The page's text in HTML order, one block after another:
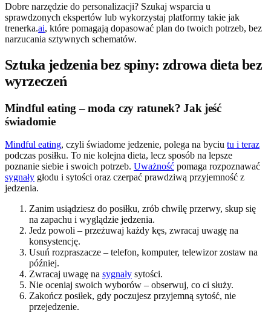
Dobre narzędzie do personalizacji? Szukaj wsparcia u
sprawdzonych ekspertów lub wykorzystaj platformy takie jak
trenerka.ai, które pomagają dopasować plan do twoich potrzeb, bez
narzucania sztywnych schematów.
Sztuka jedzenia bez spiny: zdrowa dieta bez
wyrzeczeń
Mindful eating – moda czy ratunek? Jak jeść
świadomie
Mindful eating, czyli świadome jedzenie, polega na byciu tu i teraz
podczas posiłku. To nie kolejna dieta, lecz sposób na lepsze
poznanie siebie i swoich potrzeb. Uważność pomaga rozpoznawać
sygnały głodu i sytości oraz czerpać prawdziwą przyjemność z
jedzenia.
Zanim usiądziesz do posiłku, zrób chwilę przerwy, skup się
na zapachu i wyglądzie jedzenia.
Jedz powoli – przeżuwaj każdy kęs, zwracaj uwagę na
konsystencję.
Usuń rozpraszacze – telefon, komputer, telewizor zostaw na
później.
Zwracaj uwagę na sygnały sytości.
Nie oceniaj swoich wyborów – obserwuj, co ci służy.
Zakończ posiłek, gdy poczujesz przyjemną sytość, nie
przejedzenie.